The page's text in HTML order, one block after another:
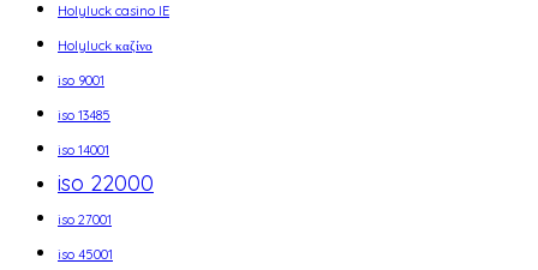
Holyluck casino IE
Holyluck καζίνο
iso 9001
iso 13485
iso 14001
iso 22000
iso 27001
iso 45001